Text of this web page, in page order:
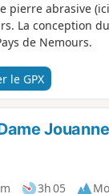
pierre abrasive
La conception
de Nemours.
le GPX
Jouanne
3h 05